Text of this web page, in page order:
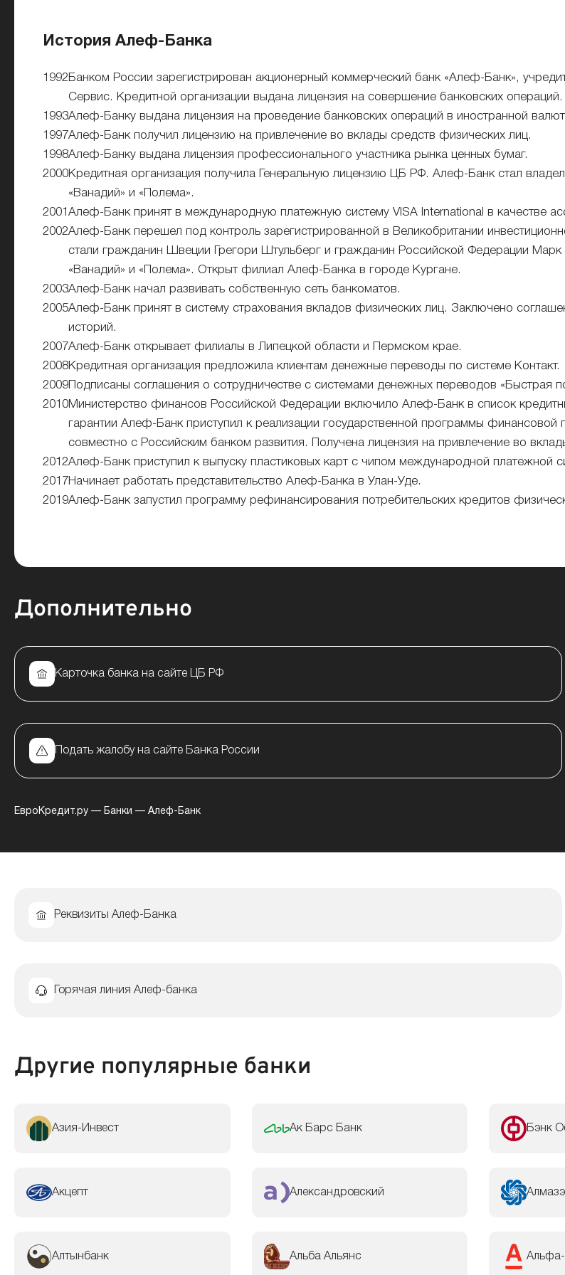
История Алеф-Банка
1992 Банком России зарегистрирован акционерный коммерческий банк «Алеф-Банк»,
Сервис. Кредитной организации выдана лицензия на совершение банковских операций.
1993Алеф-Банку выдана лицензия на проведение банковских операций в иностранной
1997Алеф-Банк получил лицензию на привлечение во вклады средств физических лиц.
1998Алеф-Банку выдана лицензия профессионального участника рынка ценных бумаг.
2000Кредитная организация получила Генеральную лицензию ЦБ РФ. Алеф-Банк стал
«Ванадий» и «Полема».
2001 Алеф-Банк принят в международную платежную систему VISA International в качестве
2002Алеф-Банк перешел под контроль зарегистрированной в Великобритании
стали гражданин Швеции Грегори Штульберг и гражданин Российской Федерации
«Ванадий» и «Полема». Открыт филиал Алеф-Банка в городе Кургане.
2003Алеф-Банк начал развивать собственную сеть банкоматов.
2005Алеф-Банк принят в систему страхования вкладов физических лиц. Заключено
историй.
2007Алеф-Банк открывает филиалы в Липецкой области и Пермском крае.
2008Кредитная организация предложила клиентам денежные переводы по системе Контакт.
2009 Подписаны соглашения о сотрудничестве с системами денежных переводов «Быстрая
2010Министерство финансов Российской Федерации включило Алеф-Банк в список
гарантии Алеф-Банк приступил к реализации государственной программы
совместно с Российским банком развития. Получена лицензия на привлечение во
2012Алеф-Банк приступил к выпуску пластиковых карт с чипом международной платежной
2017 Начинает работать представительство Алеф-Банка в Улан-Уде.
2019Алеф-Банк запустил программу рефинансирования потребительских кредитов
Дополнительно
Карточка банка на сайте ЦБ РФ
Подать жалобу на сайте Банка России
ЕвроКредит.ру — Банки — Алеф-Банк
Реквизиты Алеф-Банка
Горячая линия Алеф-банка
Другие популярные банки
Азия-Инвест Ак Барс Банк Бэнк
Акцепт Александровский
Алтынбанк Альба Альянс